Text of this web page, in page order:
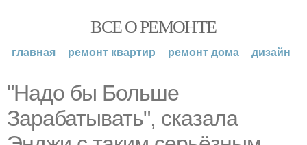
ВСЕ О РЕМОНТЕ
главная ремонт квартир ремонт дома дизайн
"Надо бы Больше
Зарабатывать", сказала